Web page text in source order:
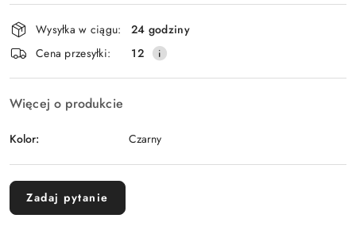
Wyślij
Dostępność
i
dostawa
Wysyłka w ciągu:
24 godziny
Cena przesyłki:
12
Więcej o produkcie
Kolor: Czarny
Zadaj pytanie